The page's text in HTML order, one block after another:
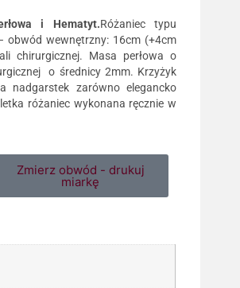
i Hematyt.Różaniec typu
obwód wewnętrzny: 16cm (+4cm
chirurgicznej. Masa perłowa o
o średnicy 2mm. Krzyżyk
nadgarstek zarówno elegancko
różaniec wykonana ręcznie w
Zmierz obwód - drukuj
miarkę